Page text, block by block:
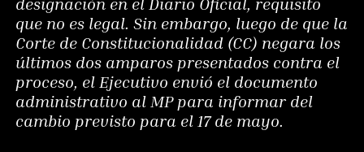
que no es legal. Sin embargo, luego de que la
Corte de Constitucionalidad (CC) negara los
últimos dos amparos presentados contra el
proceso, el Ejecutivo envió el documento
administrativo al MP para informar del
cambio previsto para el 17 de mayo.